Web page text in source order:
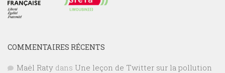
COMMENTAIRES RÉCENTS
Maël Raty dans Une leçon de Twitter sur la pollution